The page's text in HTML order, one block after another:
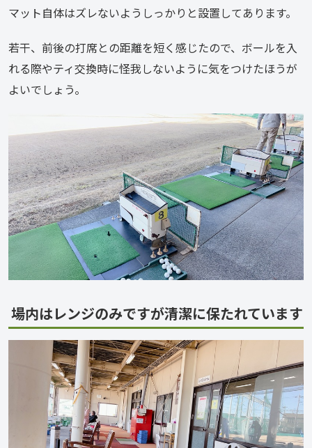
マット自体はズレないようしっかりと設置してあります。
若干、前後の打席との距離を短く感じたので、ボールを入
れる際やティ交換時に怪我しないように気をつけたほうが
よいでしょう。
場内はレンジのみですが清潔に保たれています